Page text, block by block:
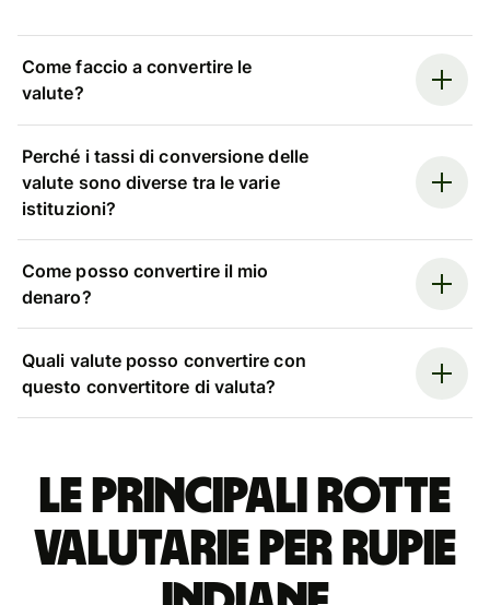
Come faccio a convertire le
valute?
Perché i tassi di conversione delle
valute sono diverse tra le varie
istituzioni?
Come posso convertire il mio
denaro?
Quali valute posso convertire con
questo convertitore di valuta?
Le principali rotte
valutarie per rupie